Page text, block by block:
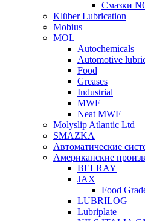
Смазки
Klüber Lubrication
Mobius
MOL
Autochemicals
Automotive
Food
Greases
Industrial
MWF
Neat MWF
Molyslip Atlantic Ltd
SMAZKA
Автоматические
Американские
BELRAY
JAX
Food
LUBRILOG
Lubriplate